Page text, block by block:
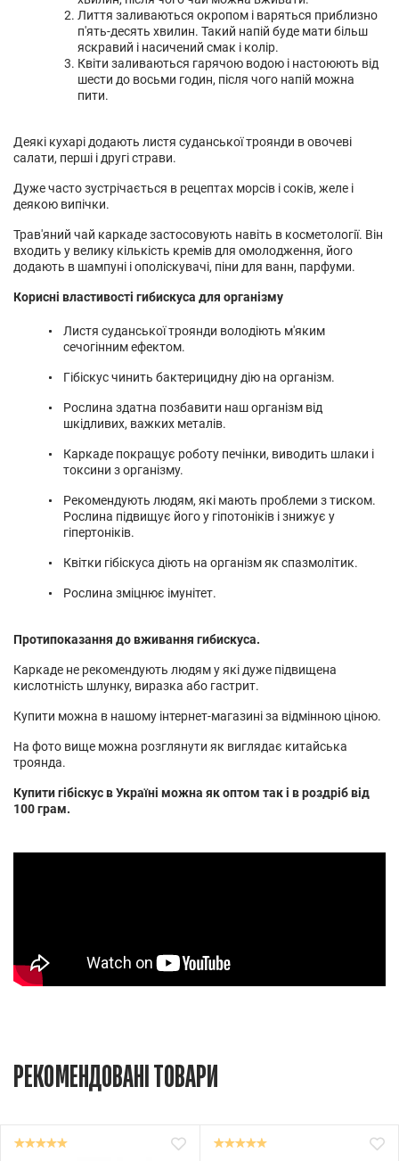
Лиття заливаються окропом і варяться приблизно
п'ять-десять хвилин. Такий напій буде мати більш
яскравий і насичений смак і колір.
Квіти заливаються гарячою водою і настоюють від
шести до восьми годин, після чого напій можна
пити.
Деякі кухарі додають листя суданської троянди в овочеві
салати, перші і другі страви.
Дуже часто зустрічається в рецептах морсів і соків, желе і
деякою випічки.
Трав'яний чай каркаде застосовують навіть в косметології. Він
входить у велику кількість кремів для омолодження, його
додають в шампуні і ополіскувачі, піни для ванн, парфуми.
Корисні властивості гибискуса для організму
Листя суданської троянди володіють м'яким
сечогінним ефектом.
Гібіскус чинить бактерицидну дію на організм.
Рослина здатна позбавити наш організм від
шкідливих, важких металів.
Каркаде покращує роботу печінки, виводить шлаки і
токсини з організму.
Рекомендують людям, які мають проблеми з тиском.
Рослина підвищує його у гіпотоніків і знижує у
гіпертоніків.
Квітки гібіскуса діють на організм як спазмолітик.
Рослина зміцнює імунітет.
Протипоказання до вживання гибискуса.
Каркаде не рекомендують людям у які дуже підвищена
кислотність шлунку, виразка або гастрит.
Купити можна в нашому інтернет-магазині за відмінною ціною.
На фото вище можна розглянути як виглядає китайська
троянда.
Купити гібіскус в Україні можна як оптом так і в роздріб від
100 грам.
РЕКОМЕНДОВАНІ ТОВАРИ